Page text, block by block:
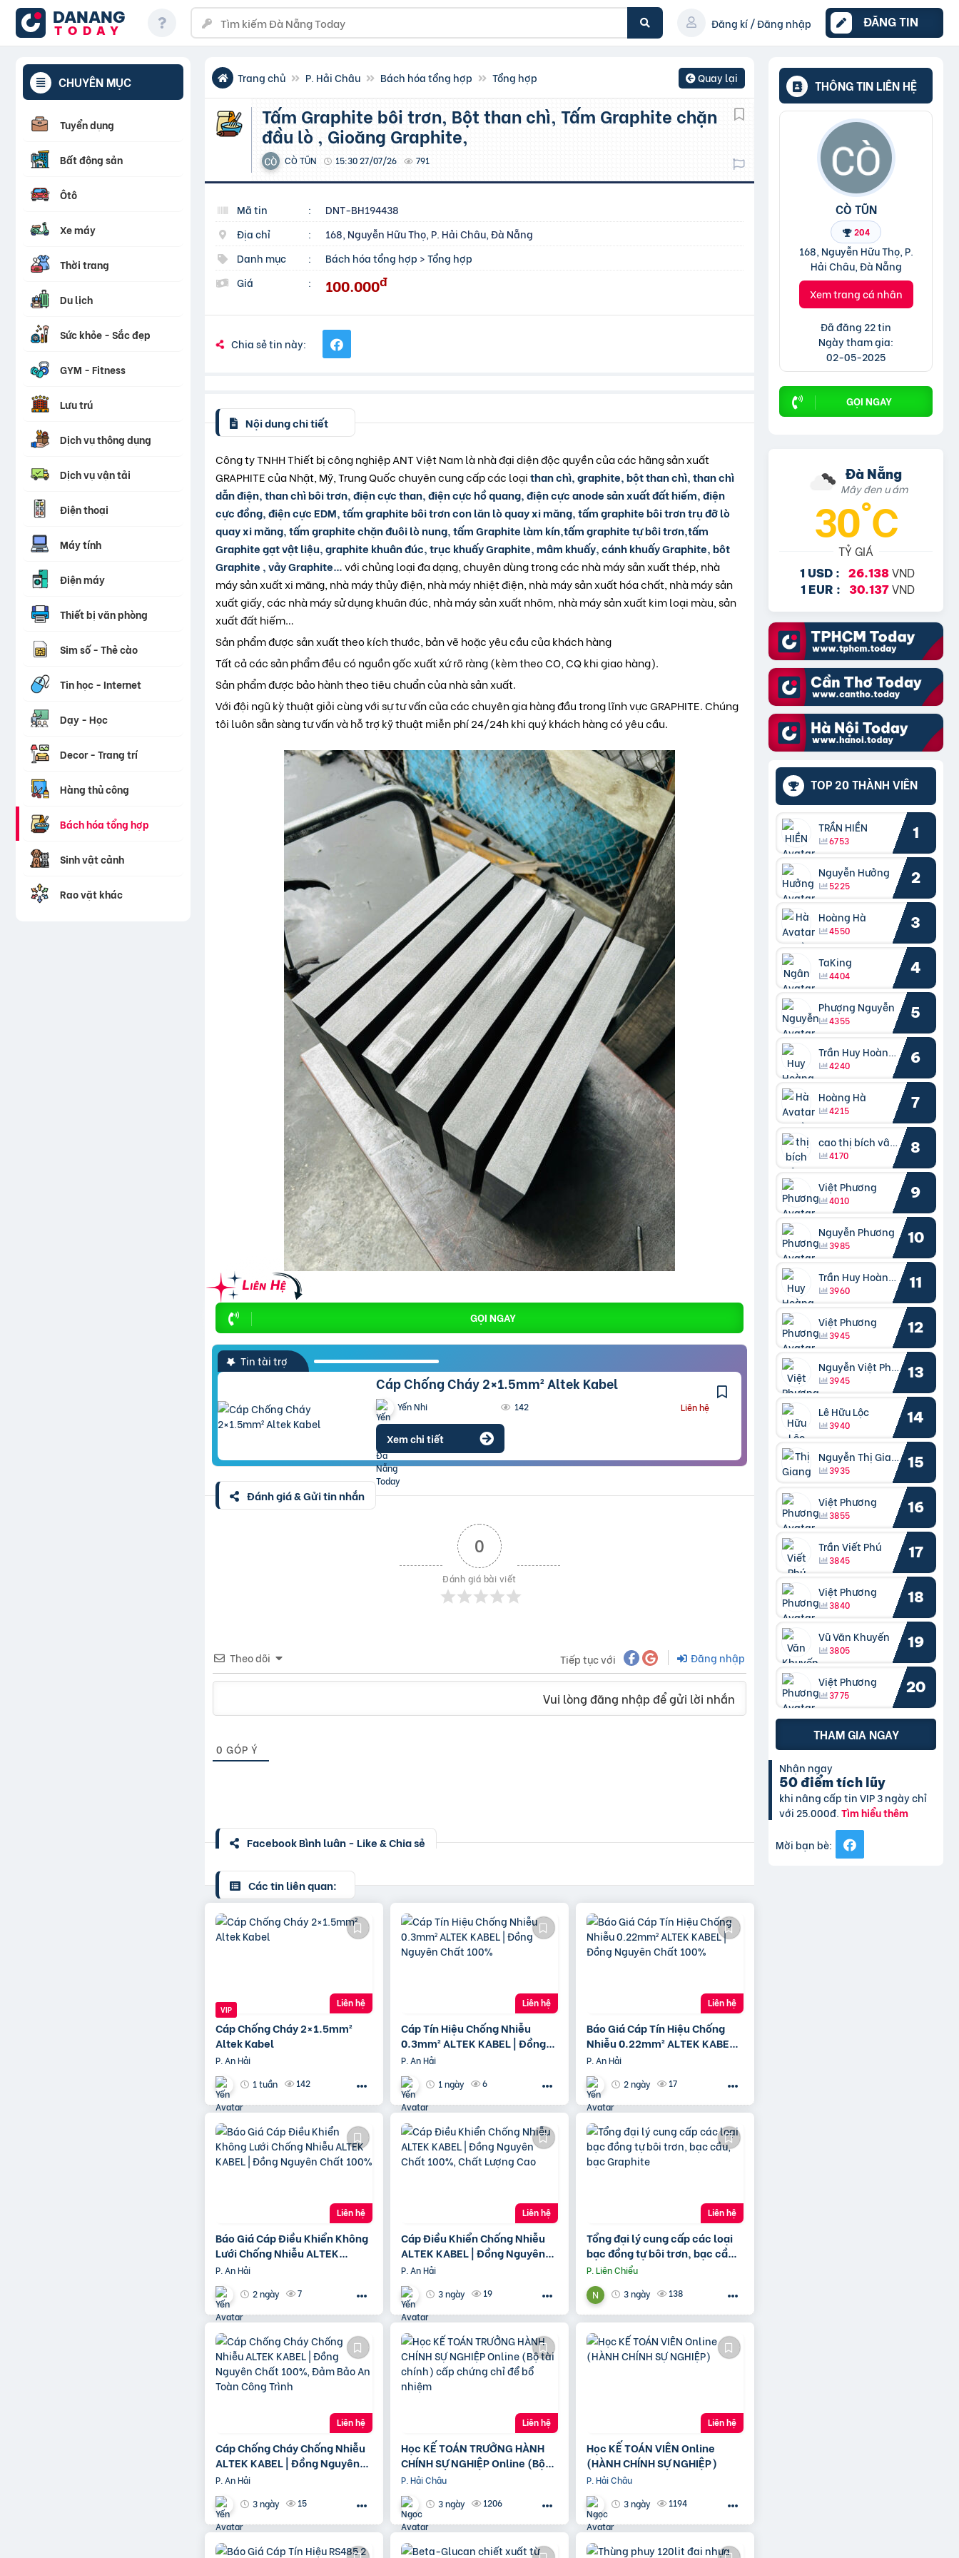
DANANG
TODAY
Đăng kí / Đăng nhập ĐĂNG TIN
CHUYÊN MỤC
Tuyển dụng
Bất động sản
Ôtô
Xe máy
Thời trang
Du lịch
Sức khỏe - Sắc đẹp
GYM - Fitness
Lưu trú
Dịch vụ thông dụng
Dịch vụ vận tải
Điện thoại
Máy tính
Điện máy
Thiết bị văn phòng
Sim số - Thẻ cào
Tin học - Internet
Dạy - Học
Decor - Trang trí
Hàng thủ công
Bách hóa tổng hợp
Sinh vật cảnh
Rao vặt khác
Trang chủ P. Hải Châu Bách hóa tổng hợp Tổng hợp Quay lại
Tấm Graphite bôi trơn, Bột than chì, Tấm Graphite chặn
đầu lò , Gioăng Graphite,
CÒ TŨN 15:30 27/07/26 791
Mã tin :
DNT-BH194438
Địa chỉ
:
168, Nguyễn Hữu Thọ, P. Hải Châu, Đà Nẵng
Danh mục
: Bách hóa tổng hợp >Tổng hợp
Giá
: 100.000đ
Chia sẻ tin này:
Nội dung chi tiết
Công ty TNHH Thiết bị công nghiệp ANT Việt Nam là nhà đại diện độc quyền của các hãng sản xuất
GRAPHITE của Nhật, Mỹ, Trung Quốc chuyên cung cấp các loạithan chì, graphite, bột than chì, than chì
dẫn điện, than chì bôi trơn, điện cực than, điện cực hồ quang, điện cực anode sản xuất đất hiếm, điện
cực đồng, điện cực EDM, tấm graphite bôi trơn con lăn lò quay xi măng, tấm graphite bôi trơn trụ đỡ lò
quay xi măng, tấm graphite chặn đuôi lò nung, tấm Graphite làm kín,tấm graphite tự bôi trơn,tấm
Graphite gạt vật liệu, graphite khuân đúc, trục khuấy Graphite, mâm khuấy, cánh khuấy Graphite, bôt
Graphite , vảy Graphite…với chủng loại đa dạng, chuyên dùng trong các nhà máy sản xuất thép, nhà
máy sản xuất xi măng, nhà máy thủy điện, nhà máy nhiệt điện, nhà máy sản xuất hóa chất, nhà máy sản
xuất giấy, các nhà máy sử dụng khuân đúc, nhà máy sản xuất nhôm, nhà máy sản xuất kim loại màu, sản
xuất đất hiếm…
Sản phẩm được sản xuất theo kích thước, bản vẽ hoặc yêu cầu của khách hàng
Tất cả các sản phẩm đều có nguồn gốc xuất xứ rõ ràng (kèm theo CO, CQ khi giao hàng).
Sản phẩm được bảo hành theo tiêu chuẩn của nhà sản xuất.
Với đội ngũ kỳ thuật giỏi cùng với sự tư vấn của các chuyên gia hàng đầu trong lĩnh vực GRAPHITE. Chúng
tôi luôn sẵn sàng tư vấn và hỗ trợ kỹ thuật miễn phí 24/24h khi quý khách hàng có yêu cầu.
GỌI NGAY
Tin tài trợ
Cáp Chống Cháy 2×1.5mm² Altek Kabel
Yến Nhi 142 Liên hệ
Xem chi tiết
Đánh giá & Gửi tin nhắn
0
Đánh giá bài viết
Theo dõi Tiếp tục với Đăng nhập
Vui lòng đăng nhập để gửi lời nhắn
0 GÓP Ý
Facebook Bình luận - Like & Chia sẻ
Các tin liên quan:
Cáp Chống Cháy 2×1.5mm²
Altek Kabel
P. An Hải
1 tuần
142
Liên hệ
Cáp Tín Hiệu Chống Nhiễu
0.3mm² ALTEK KABEL | Đồng
Nguyên Chất 100%
P. An Hải
1 ngày
6
Liên hệ
Báo Giá Cáp Tín Hiệu Chống
Nhiễu 0.22mm² ALTEK KABEL |
Đồng Nguyên Chất 100%
P. An Hải
2 ngày
17
Liên hệ
Báo Giá Cáp Điều Khiển Không
Lưới Chống Nhiễu ALTEK
KABEL | Đồng Nguyên Chất
100%
P. An Hải
2 ngày
7
Liên hệ
Cáp Điều Khiển Chống Nhiễu
ALTEK KABEL | Đồng Nguyên
Chất 100%, Chất Lượng Cao
P. An Hải
3 ngày
19
Liên hệ
Tổng đại lý cung cấp các loại
bạc đồng tự bôi trơn, bạc cầu,
bạc Graphite
P. Liên Chiểu
3 ngày
138
Liên hệ
Cáp Chống Cháy Chống Nhiễu
ALTEK KABEL | Đồng Nguyên
Chất 100%, Đảm Bảo An Toàn
Công Trình
P. An Hải
3 ngày
15
Liên hệ
Học KẾ TOÁN TRƯỞNG HÀNH
CHÍNH SỰ NGHIỆP Online (Bộ
tài chính) cấp chứng chỉ để bổ
nhiệm
P. Hải Châu
3 ngày
1206
Liên hệ
Học KẾ TOÁN VIÊN Online
(HÀNH CHÍNH SỰ NGHIỆP)
P. Hải Châu
3 ngày
1194
Liên hệ
THÔNG TIN LIÊN HỆ
CÒ TŨN
204
168, Nguyễn Hữu Thọ, P.
Hải Châu, Đà Nẵng
Xem trang cá nhân
Đã đăng 22 tin
Ngày tham gia:
02-05-2025
GỌI NGAY
Đà Nẵng
Mây đen u ám
30°C
TỶ GIÁ
1 USD : 26.138 VND
1 EUR : 30.137VND
TOP 20 THÀNH VIÊN
TRẦN HIỀN
6753 1
Nguyễn Hưởng
5225 2
Hoàng Hà
4550 3
TaKing
4404 4
Phượng Nguyễn
4355 5
Trần Huy Hoàng Bắc
4240 6
Hoàng Hà
4215 7
cao thị bích vâng kiều
4170 8
Việt Phương
4010 9
Nguyễn Phương
3985 10
Trần Huy Hoàng Bắc
3960 11
Việt Phương
3945 12
Nguyễn Việt Phương
3945 13
Lê Hữu Lộc
3940 14
Nguyễn Thị Giang
3935 15
Việt Phương
3855 16
Trần Viết Phú
3845 17
Việt Phương
3840 18
Vũ Văn Khuyến
3805 19
Việt Phương
3775 20
THAM GIA NGAY
Nhận ngay
50 điểm tích lũy
khi nâng cấp tin VIP 3 ngày chỉ
với 25.000đ.Tìm hiểu thêm
Mời bạn bè: